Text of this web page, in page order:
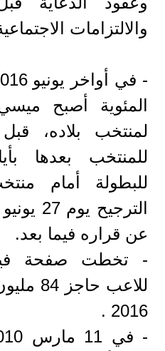
والالتزامات
المئوية أصبح
لمنتخب بلاده،
للمنتخب بعدها
للبطولة أمام
عن قراره فيما بعد.
- تخطت صفحة
للاعب
2016 .